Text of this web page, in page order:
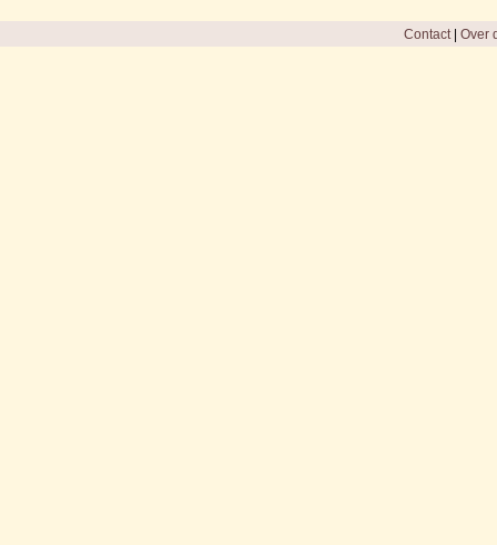
Contact| Over